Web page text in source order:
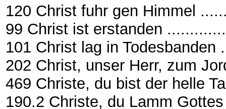
120 Christ fuhr gen Himmel
99 Christ ist erstanden
101 Christ lag in
202 Christ, unser Herr, zum
469 Christe, du bist der helle
190.2 Christe, du Lamm